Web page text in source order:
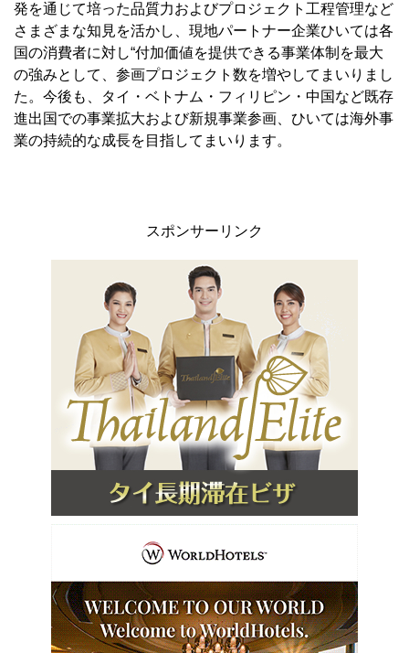
発を通じて培った品質力およびプロジェクト工程管理など
さまざまな知見を活かし、現地パートナー企業ひいては各
国の消費者に対し“付加価値を提供できる事業体制を最大
の強みとして、参画プロジェクト数を増やしてまいりまし
た。今後も、タイ・ベトナム・フィリピン・中国など既存
進出国での事業拡大および新規事業参画、ひいては海外事
業の持続的な成長を目指してまいります。
スポンサーリンク